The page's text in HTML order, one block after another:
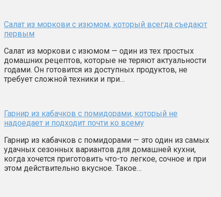
Салат из моркови с изюмом, который всегда съедают
первым
Салат из моркови с изюмом — один из тех простых
домашних рецептов, которые не теряют актуальности
годами. Он готовится из доступных продуктов, не
требует сложной техники и при…
Гарнир из кабачков с помидорами, который не
надоедает и подходит почти ко всему
Гарнир из кабачков с помидорами — это один из самых
удачных сезонных вариантов для домашней кухни,
когда хочется приготовить что-то легкое, сочное и при
этом действительно вкусное. Такое…